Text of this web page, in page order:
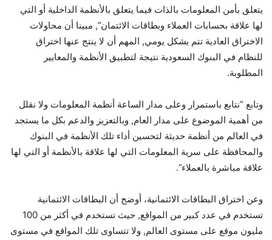
يتعلق بأمن المعلومات بالذات فيما يتعلق بالأنظمة الداخلية أو التي
لها علاقة بحسابات العملاء وبطاقات الائتمان”, مبينا أن محاولات
الاختراق العادية تتم بشكل يومي, المهم أن لا ينتج عنها اختراق
للنظام في البنوك السعودية نتيجة لتطبيق الأنظمة والمعايير
المطلوبة.
وتابع ”نتابع باستمرار وعلى مدار الساعة أنظمة المعلومات ولا نقلل
من أهمية الموضوع على مدار العام, وبالتعزيز والدعم بكل ما يستجد
في العالم من أنظمة حديثة لتحسين أداء تلك الأنظمة في البنوك
والمحافظة على سرية المعلومات التي لها علاقة بالأنظمة أو التي لها
علاقة مباشرة بالعملاء”.
وعن اختراق البطاقات الائتمانية، أوضح أن البطاقات الائتمانية
تستخدم في عدد كبير من المواقع, حيث تستخدم في أكثر من 100
مليون موقع على مستوى العالم, ولا تتساوى تلك المواقع في مستوى